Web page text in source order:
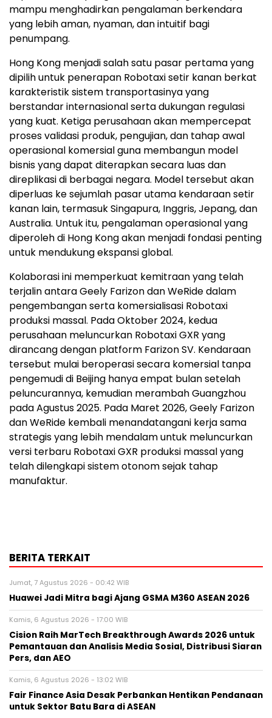
mampu menghadirkan pengalaman berkendara
yang lebih aman, nyaman, dan intuitif bagi
penumpang.
Hong Kong menjadi salah satu pasar pertama yang
dipilih untuk penerapan Robotaxi setir kanan berkat
karakteristik sistem transportasinya yang
berstandar internasional serta dukungan regulasi
yang kuat. Ketiga perusahaan akan mempercepat
proses validasi produk, pengujian, dan tahap awal
operasional komersial guna membangun model
bisnis yang dapat diterapkan secara luas dan
direplikasi di berbagai negara. Model tersebut akan
diperluas ke sejumlah pasar utama kendaraan setir
kanan lain, termasuk Singapura, Inggris, Jepang, dan
Australia. Untuk itu, pengalaman operasional yang
diperoleh di Hong Kong akan menjadi fondasi penting
untuk mendukung ekspansi global.
Kolaborasi ini memperkuat kemitraan yang telah
terjalin antara Geely Farizon dan WeRide dalam
pengembangan serta komersialisasi Robotaxi
produksi massal. Pada Oktober 2024, kedua
perusahaan meluncurkan Robotaxi GXR yang
dirancang dengan platform Farizon SV. Kendaraan
tersebut mulai beroperasi secara komersial tanpa
pengemudi di Beijing hanya empat bulan setelah
peluncurannya, kemudian merambah Guangzhou
pada Agustus 2025. Pada Maret 2026, Geely Farizon
dan WeRide kembali menandatangani kerja sama
strategis yang lebih mendalam untuk meluncurkan
versi terbaru Robotaxi GXR produksi massal yang
telah dilengkapi sistem otonom sejak tahap
manufaktur.
BERITA TERKAIT
Jumat, 7 Agustus 2026 - 00:42 WIB
Huawei Jadi Mitra bagi Ajang GSMA M360 ASEAN 2026
Kamis, 6 Agustus 2026 - 17:00 WIB
Cision Raih MarTech Breakthrough Awards 2026 untuk
Pemantauan dan Analisis Media Sosial, Distribusi Siaran
Pers, dan AEO
Kamis, 6 Agustus 2026 - 13:02 WIB
Fair Finance Asia Desak Perbankan Hentikan Pendanaan
untuk Sektor Batu Bara di ASEAN